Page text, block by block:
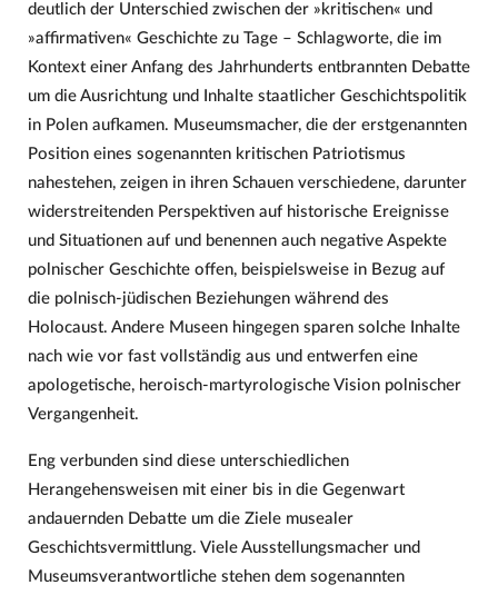
deutlich der Unterschied zwischen der »kritischen« und
»affirmativen« Geschichte zu Tage – Schlagworte, die im
Kontext einer Anfang des Jahrhunderts entbrannten Debatte
um die Ausrichtung und Inhalte staatlicher Geschichtspolitik
in Polen aufkamen. Museumsmacher, die der erstgenannten
Position eines sogenannten kritischen Patriotismus
nahestehen, zeigen in ihren Schauen verschiedene, darunter
widerstreitenden Perspektiven auf historische Ereignisse
und Situationen auf und benennen auch negative Aspekte
polnischer Geschichte offen, beispielsweise in Bezug auf
die polnisch-jüdischen Beziehungen während des
Holocaust. Andere Museen hingegen sparen solche Inhalte
nach wie vor fast vollständig aus und entwerfen eine
apologetische, heroisch-martyrologische Vision polnischer
Vergangenheit.
Eng verbunden sind diese unterschiedlichen
Herangehensweisen mit einer bis in die Gegenwart
andauernden Debatte um die Ziele musealer
Geschichtsvermittlung. Viele Ausstellungsmacher und
Museumsverantwortliche stehen dem sogenannten